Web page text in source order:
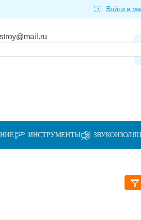
ИНСТРУМЕНТЫ
Войти в